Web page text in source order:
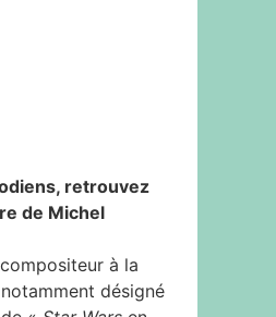
retrouvez
de Michel
à la
désigné